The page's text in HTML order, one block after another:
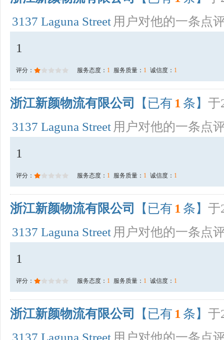
3137 Laguna Street 用户对他的一条点
1
评分： 服务态度： 1 服务质量： 1 诚信度： 1
浙江新颜物流有限公司 【已有 1 条】 于
3137 Laguna Street 用户对他的一条点
1
评分： 服务态度： 1 服务质量： 1 诚信度： 1
浙江新颜物流有限公司 【已有 1 条】 于
3137 Laguna Street 用户对他的一条点
1
评分： 服务态度： 1 服务质量： 1 诚信度： 1
浙江新颜物流有限公司 【已有 1 条】 于
3137 Laguna Street 用户对他的一条点